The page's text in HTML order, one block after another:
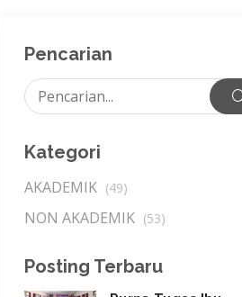
Pencarian
Kategori
AKADEMIK (49)
NON AKADEMIK (53)
Posting Terbaru